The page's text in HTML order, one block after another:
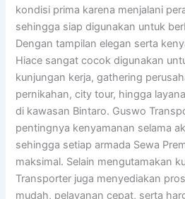
kondisi prima karena menjalani
sehingga siap digunakan untuk
Dengan tampilan elegan serta
Hiace sangat cocok digunakan
kunjungan kerja, gathering
pernikahan, city tour, hingga
di kawasan Bintaro. Guswo
pentingnya kenyamanan selama
sehingga setiap armada Sewa
maksimal. Selain mengutamakan
Transporter juga menyediakan
mudah, pelayanan cepat, serta